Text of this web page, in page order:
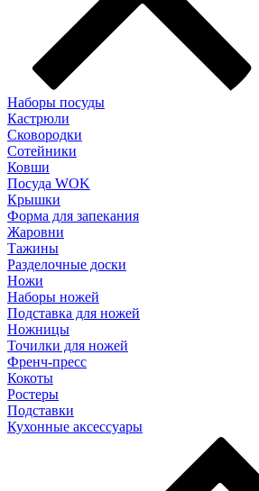
Наборы посуды
Кастрюли
Сковородки
Сотейники
Ковши
Посуда WOK
Крышки
Форма для запекания
Жаровни
Тажины
Разделочные доски
Ножи
Наборы ножей
Подставка для ножей
Ножницы
Точилки для ножей
Френч-пресс
Кокоты
Ростеры
Подставки
Кухонные аксессуары